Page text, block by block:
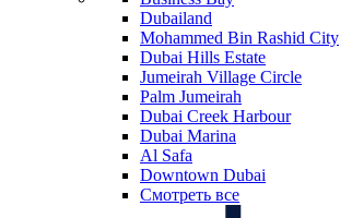
Dubailand
Mohammed Bin Rashid City
Dubai Hills Estate
Jumeirah Village Circle
Palm Jumeirah
Dubai Creek Harbour
Dubai Marina
Al Safa
Downtown Dubai
Смотреть все